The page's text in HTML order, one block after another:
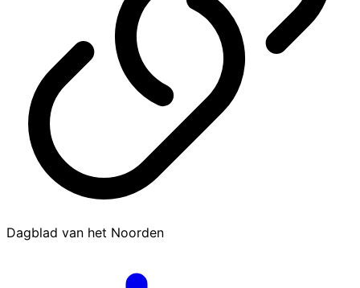
Dagblad van het Noorden